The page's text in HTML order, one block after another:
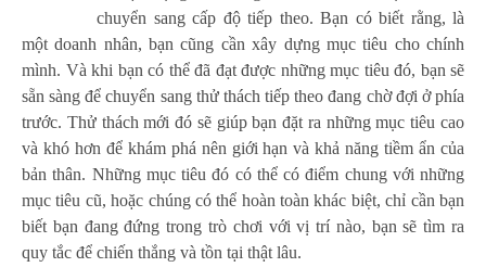
chuyển sang cấp độ tiếp theo. Bạn có biết rằng, là
một doanh nhân, bạn cũng cần xây dựng mục tiêu cho chính
mình. Và khi bạn có thể đã đạt được những mục tiêu đó, bạn sẽ
sẵn sàng để chuyển sang thử thách tiếp theo đang chờ đợi ở phía
trước. Thử thách mới đó sẽ giúp bạn đặt ra những mục tiêu cao
và khó hơn để khám phá nên giới hạn và khả năng tiềm ẩn của
bản thân. Những mục tiêu đó có thể có điểm chung với những
mục tiêu cũ, hoặc chúng có thể hoàn toàn khác biệt, chỉ cần bạn
biết bạn đang đứng trong trò chơi với vị trí nào, bạn sẽ tìm ra
quy tắc để chiến thắng và tồn tại thật lâu.